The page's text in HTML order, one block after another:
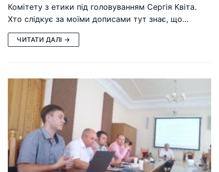
Комітету з етики під головуванням Сергія Квіта.
Хто слідкує за моїми дописами тут знає, що…
ЧИТАТИ ДАЛІ →